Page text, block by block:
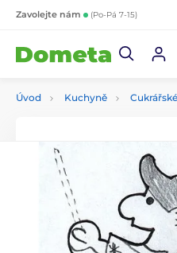
Zavolejte nám (Po-Pá 7-15)
Úvod Kuchyně